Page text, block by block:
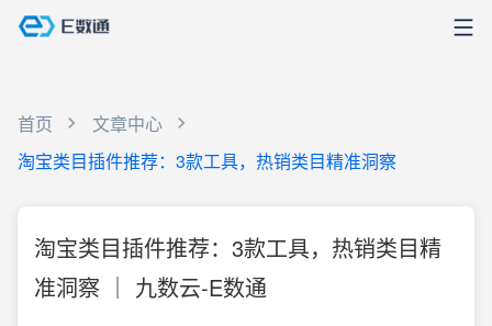
首页
文章中心
淘宝类目插件推荐：3款工具，热销类目精准洞察
淘宝类目插件推荐：3款工具，热销类目精
准洞察 ｜ 九数云-E数通